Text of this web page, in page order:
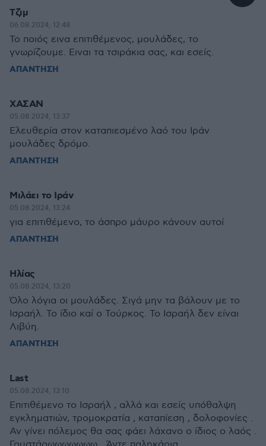
Τζιμ
06.08.2024, 12:48
Το ποιός εινα επιτιθέμενος, μουλάδες, το
γνωρίζουμε. Ειναι τα τσιράκια σας, και εσείς.
ΑΠΑΝΤΗΣΗ
ΧΑΣΑΝ
05.08.2024, 13:37
Ελευθερία στον καταπιεσμένο λαό του Ιράν
μουλάδες δρόμο.
ΑΠΑΝΤΗΣΗ
Μιλάει το Ιράν
05.08.2024, 13:24
για επιτιθέμενο, το άσπρο μάυρο κάνουν αυτοί
ΑΠΑΝΤΗΣΗ
Ηλίας
05.08.2024, 13:20
Όλο λόγια οι μουλάδες. Σιγά μην τα βάλουν με το
Ισραήλ. Το ίδιο καί ο Τούρκος. Το Ισραήλ δεν είναι
Λιβύη.
ΑΠΑΝΤΗΣΗ
Last
05.08.2024, 13:10
Επιτιθέμενο το Ισραήλ , αλλά και εσείς υπόθαλψη
εγκληματιών, τρομοκρατία , καταπίεση , δολοφονίες .
Αν γίνει πόλεμος θα σας φάει λάχανο ο ίδιος ο λαός .